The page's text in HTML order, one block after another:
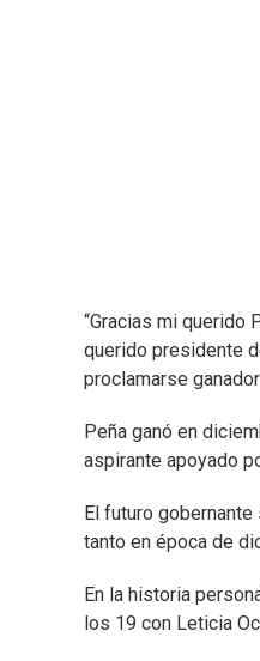
“Gracias mi querido
querido presidente
proclamarse
Peña ganó en
aspirante apoyado
El futuro
tanto en época de
En la historia
los 19 con Leticia